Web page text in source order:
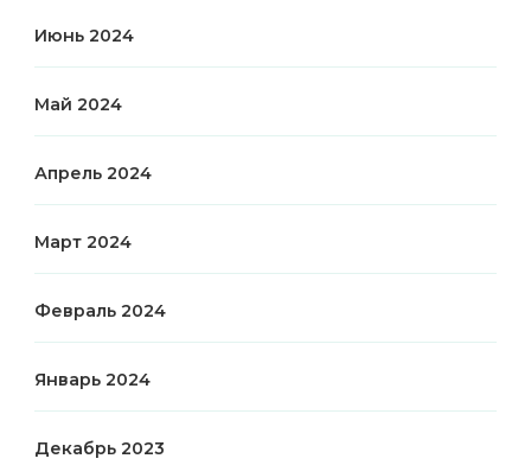
Июнь 2024
Май 2024
Апрель 2024
Март 2024
Февраль 2024
Январь 2024
Декабрь 2023